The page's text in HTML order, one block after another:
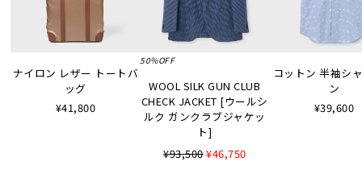
ナイロン レザー トートバ
ッグ
¥41,800
50%OFF
WOOL SILK GUN CLUB
CHECK JACKET [ウールシ
ルク ガンクラブジャケッ
ト]
¥93,500¥46,750
コットン 半袖シ
ン
¥39,600